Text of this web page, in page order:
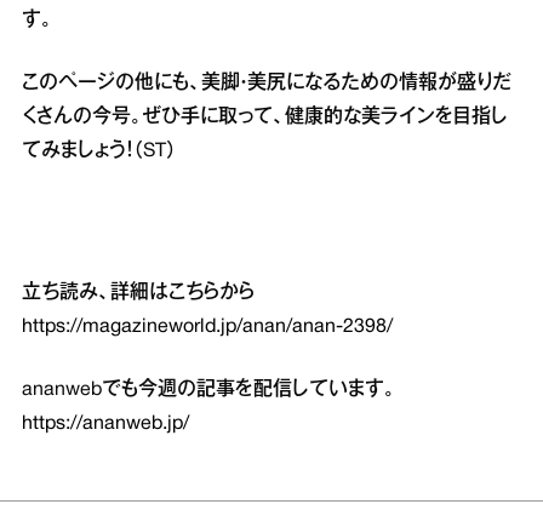
す。
このページの他にも、美脚・美尻になるための情報が盛りだ
くさんの今号。ぜひ手に取って、健康的な美ラインを目指し
てみましょう！（ST）
立ち読み、詳細はこちらから
https://magazineworld.jp/anan/anan-2398/
ananwebでも今週の記事を配信しています。
https://ananweb.jp/